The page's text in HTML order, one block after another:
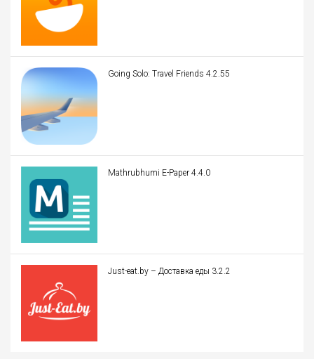
Going Solo: Travel Friends 4.2.55
Mathrubhumi E-Paper 4.4.0
Just-eat.by – Доставка еды 3.2.2